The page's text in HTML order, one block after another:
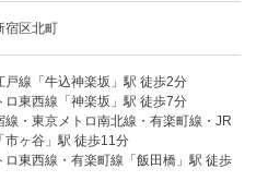
宿区北町
戸線「牛込神楽坂」駅 徒歩2分
ロ東西線「神楽坂」駅 徒歩7分
線・東京メトロ南北線・有楽町線・JR
市ヶ谷」駅 徒歩11分
ロ東西線・有楽町線「飯田橋」駅 徒歩